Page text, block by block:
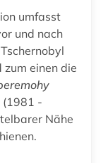
umfasst
und nach
einen die
(1981 -
Nähe